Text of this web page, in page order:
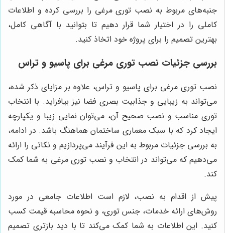
جنبه‌های مربوط به نصب توری مرغی را بررسی کرده و اطلاعات
کاملی را در اختیار شما قرار دهیم تا بتوانید با آگاهی کامل،
بهترین تصمیم را برای پروژه خود اتخاذ کنید.
بررسی جزئیات نصب توری مرغی برای پاسیو و تراس
نصب توری مرغی برای پاسیو و تراس، علاوه بر مزایای ذکر شده،
می‌تواند به زیبایی و جذابیت بصری فضا نیز بیافزاید. با انتخاب
توری مناسب و نصب صحیح آن، می‌توان نمایی زیبا و یکپارچه
ایجاد کرد که با سبک معماری ساختمان هماهنگ باشد. در ادامه،
به بررسی جزئیات مربوط به این فرآیند می‌پردازیم و نکاتی را ارائه
می‌دهیم که می‌تواند در انتخاب و نصب توری مرغی به شما کمک
کند.
پیش از اقدام به نصب، لازم است اطلاعات جامعی در مورد
روش‌های ارائه خدمات، جنس توری، و نحوه محاسبه قیمت کسب
کنید. این اطلاعات به شما کمک می‌کند تا با دید بازتری تصمیم